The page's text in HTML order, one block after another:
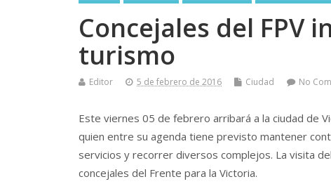
Concejales del FPV
turismo
Editor 5 de febrero de 2016 Ciudad No
Este viernes 05 de febrero arribará a la ciudad de
quien entre su agenda tiene previsto mantener
servicios y recorrer diversos complejos. La visita
concejales del Frente para la Victoria.